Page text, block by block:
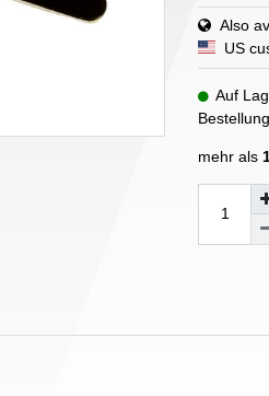
Also
US
Auf
mehr als